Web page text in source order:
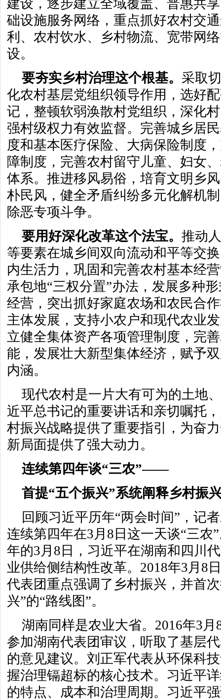
建设，逐步建立全域覆盖、普惠共
础设施服务网络，重点抓好农村交
利、农村饮水、乡村物流、宽带网
设。
要夯实乡村治理这个根基。 采取
化农村基层党组织领导作用，选好
记，整顿软弱涣散村党组织，深化
强村级权力有效监督。完善城乡居
度和基本医疗保险、大病保险制度
障制度，完善农村留守儿童、妇女
体系。推进移风易俗，培育文明乡
朴民风，健全矛盾纠纷多元化解机
除恶专项斗争。
要用好深化改革这个法宝。 推动
等要素在城乡间双向流动和平等交
内生活力，巩固和完善农村基本经
承包地“三权分置”办法，发展多种
经营，突出抓好家庭农场和农民合
主体发展，支持小农户和现代农业
立健全集体资产各项管理制度，完
能，发展壮大新型集体经济，赋予
内涵。
现代农村是一片大有可为的土地
近平总书记的重要讲话和亲切嘱托
村振兴战略提供了重要指引，为奋
新局面提供了强大动力。
连续第四年谈“三农”——
首提“五个振兴”系统阐释乡村振
回顾习近平历年“两会时间”，记
连续第四年在3月8日这一天谈“三农
年的3月8日，习近平在湖南和四川
业供给侧结构性改革。2018年3月8
代表团重点强调了乡村振兴，并首
兴”的“路线图”。
湖南同样是农业大省。2016年3
参加湖南代表团审议，听取了基层
的意见建议。刘正军代表从环保科
握治理镉超标的核心技术。习近平
的特点、成本和治理周期。习近平